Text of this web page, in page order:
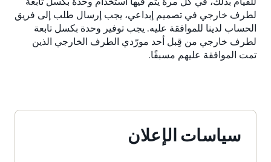
لطرف خارجي في تصميم إبداعي، يجب إرسال طلب إلى فريق
الحساب لدينا للموافقة عليه. يجب توفير وحدة بكسل تابعة
لطرف خارجي من قِبل أحد مورّدي الطرف الخارجي الذين
تمت الموافقة عليهم مسبقًا.
سياسات الإعلان